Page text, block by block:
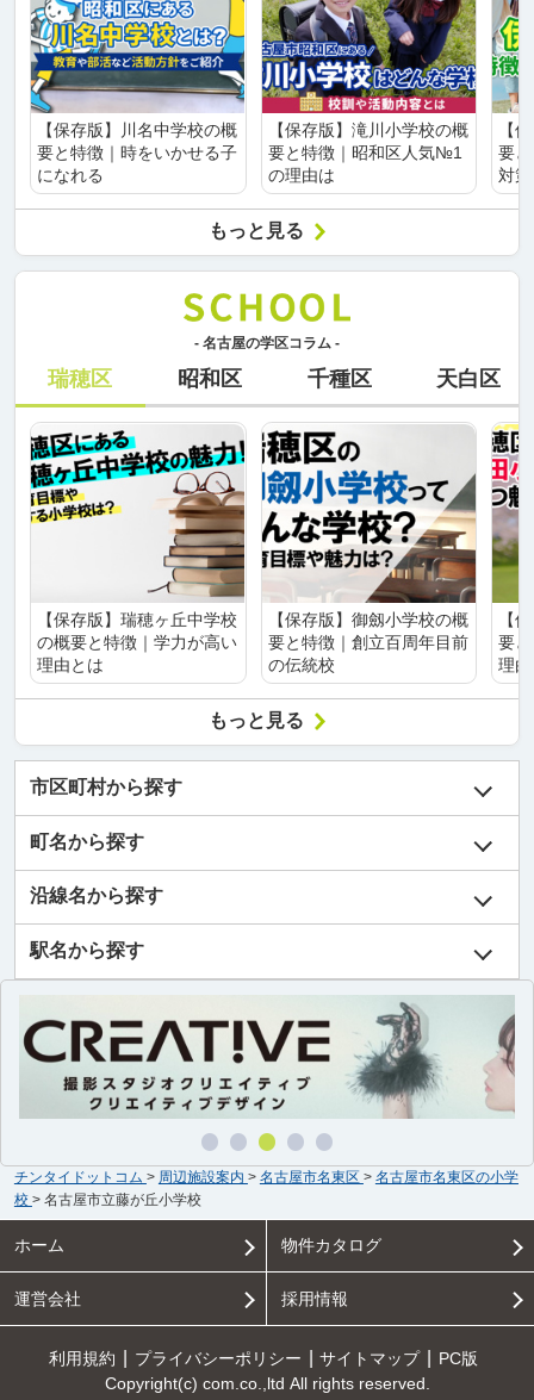
【保存版】川名中学校の概
要と特徴｜時をいかせる子
になれる
【保存版】滝川小学校の概
要と特徴｜昭和区人気№1
の理由は
【
要
対
もっと見る
- 名古屋の学区コラム -
瑞穂区 昭和区 千種区 天白区
【保存版】瑞穂ヶ丘中学校
の概要と特徴｜学力が高い
理由とは
【保存版】御劔小学校の概
要と特徴｜創立百周年目前
の伝統校
【
要
理
もっと見る
市区町村から探す
町名から探す
沿線名から探す
駅名から探す
チンタイドットコム > 周辺施設案内 > 名古屋市名東区 > 名古屋市名東区の小学
校 > 名古屋市立藤が丘小学校
ホーム 物件カタログ
運営会社 採用情報
利用規約 プライバシーポリシー サイトマップ
PC版
Copyright(c) com.co.,ltd All rights reserved.